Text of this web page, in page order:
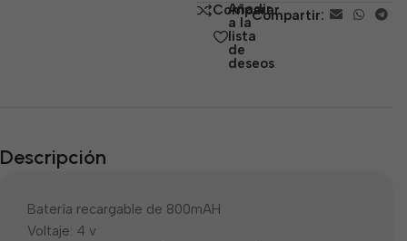
5 Comparar
Añadir
a la
lista
de
deseos
Compartir:
Descripción
Batería recargable de 800mAH
Voltaje: 4 v